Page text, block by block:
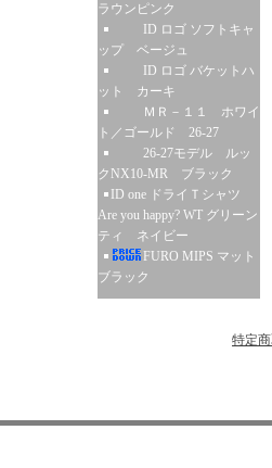
ラウンピンク
ID ロゴ ソフトキャ
ップ ベージュ
ID ロゴ バケットハ
ット カーキ
ＭＲ－１１ ホワイ
ト／ゴールド 26-27
26-27モデル ルッ
クNX10-MR ブラック
ID one ドライＴシャツ
Are you happy? WT グリーン
ティ ネイビー
FURO MIPS マット
ブラック
特定